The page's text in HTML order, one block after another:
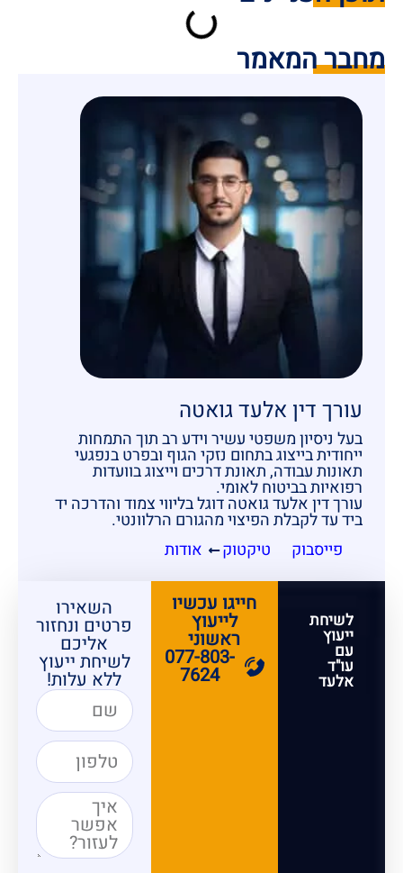
מחבר המאמר
עורך דין אלעד גואטה
בעל ניסיון משפטי עשיר וידע רב תוך התמחות
ייחודית בייצוג בתחום נזקי הגוף ובפרט בנפגעי
תאונות עבודה, תאונת דרכים וייצוג בוועדות
רפואיות בביטוח לאומי.
עורך דין אלעד גואטה דוגל בליווי צמוד והדרכה יד
ביד עד לקבלת הפיצוי מהגורם הרלוונטי.
פייסבוק
טיקטוק אודות
לשיחת
ייעוץ
עם
עו"ד
אלעד
חייגו עכשיו
לייעוץ
ראשוני
077-803-
7624
השאירו
פרטים ונחזור
אליכם
לשיחת ייעוץ
ללא עלות!